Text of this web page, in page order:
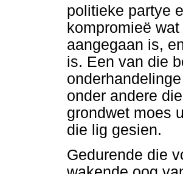
politieke partye
kompromieë
aangegaan is,
is. Een van die
onder andere
grondwet moes
die lig gesien.
Gedurende die